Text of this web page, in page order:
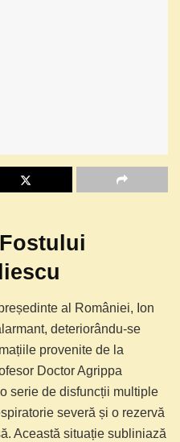
al României, Ion
deteriorându-se
provenite de la
Doctor Agrippa
serie de disfuncții multiple
severă și o rezervă
Această situație subliniază